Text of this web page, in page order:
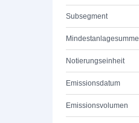
Subsegment
Mindestanlagesumme
Notierungseinheit
Emissionsdatum
Emissionsvolumen